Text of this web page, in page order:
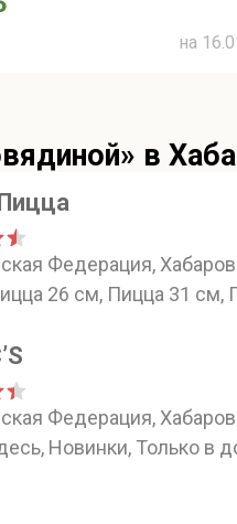
на
в
Федерация,
26 см, Пицца 31 см,
Федерация,
Новинки, Только в